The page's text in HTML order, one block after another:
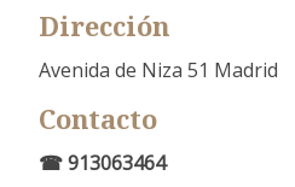
Dirección
Avenida de Niza 51 Madrid
Contacto
☎ 913063464